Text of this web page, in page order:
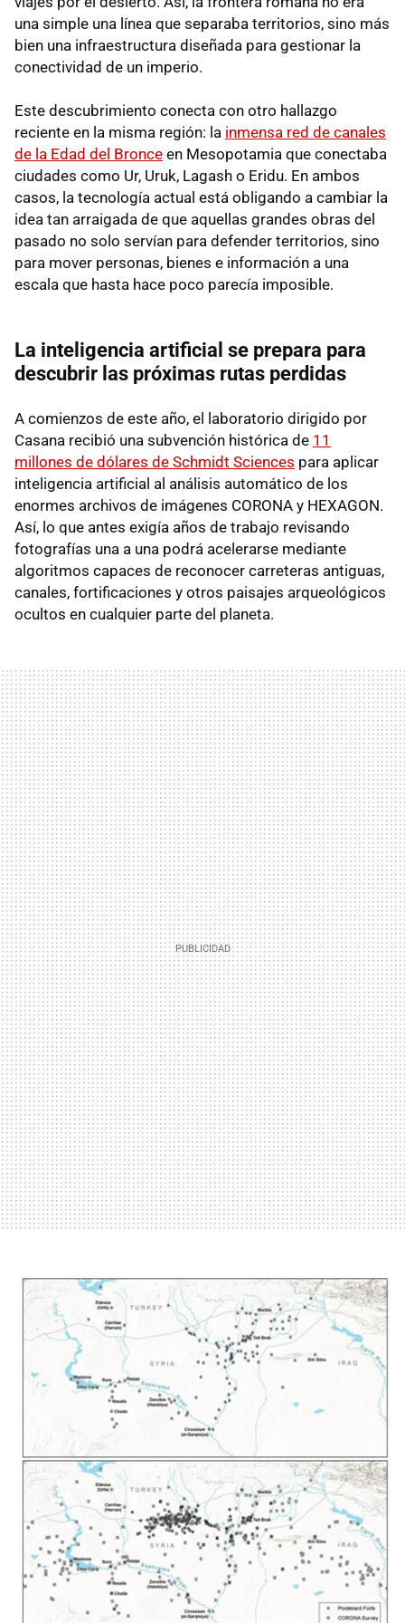
una simple una línea que separaba territorios, sino más
bien una infraestructura diseñada para gestionar la
conectividad de un imperio.
Este descubrimiento conecta con otro hallazgo
reciente en la misma región: la inmensa red de canales
de la Edad del Bronce en Mesopotamia que conectaba
ciudades como Ur, Uruk, Lagash o Eridu. En ambos
casos, la tecnología actual está obligando a cambiar la
idea tan arraigada de que aquellas grandes obras del
pasado no solo servían para defender territorios, sino
para mover personas, bienes e información a una
escala que hasta hace poco parecía imposible.
La inteligencia artificial se prepara para
descubrir las próximas rutas perdidas
A comienzos de este año, el laboratorio dirigido por
Casana recibió una subvención histórica de 11
millones de dólares de Schmidt Sciences para aplicar
inteligencia artificial al análisis automático de los
enormes archivos de imágenes CORONA y HEXAGON.
Así, lo que antes exigía años de trabajo revisando
fotografías una a una podrá acelerarse mediante
algoritmos capaces de reconocer carreteras antiguas,
canales, fortificaciones y otros paisajes arqueológicos
ocultos en cualquier parte del planeta.